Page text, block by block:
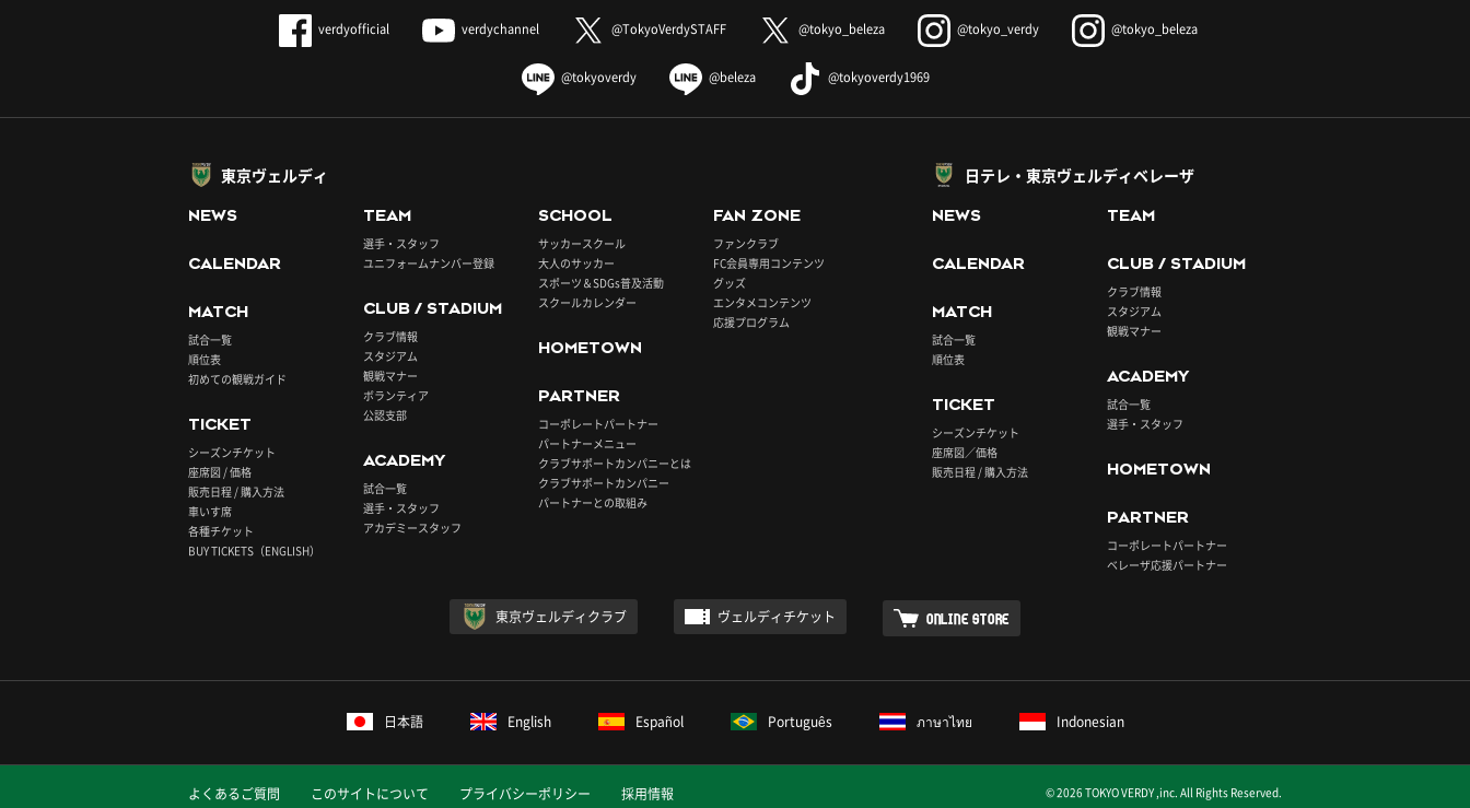
verdyofficial verdychannel @TokyoVerdySTAFF @tokyo_beleza @tokyo_verdy @tokyo_beleza
@tokyoverdy @beleza @tokyoverdy1969
東京ヴェルディ
NEWS
CALENDAR
MATCH
試合一覧
順位表
初めての観戦ガイド
TICKET
シーズンチケット
座席図 / 価格
販売日程 / 購入方法
車いす席
各種チケット
BUY TICKETS（ENGLISH）
TEAM
選手・スタッフ
ユニフォームナンバー登録
CLUB / STADIUM
クラブ情報
スタジアム
観戦マナー
ボランティア
公認支部
ACADEMY
試合一覧
選手・スタッフ
アカデミースタッフ
SCHOOL
サッカースクール
大人のサッカー
スポーツ＆SDGs普及活動
スクールカレンダー
HOMETOWN
PARTNER
コーポレートパートナー
パートナーメニュー
クラブサポートカンパニーとは
クラブサポートカンパニー
パートナーとの取組み
FAN ZONE
ファンクラブ
FC会員専用コンテンツ
グッズ
エンタメコンテンツ
応援プログラム
日テレ・東京ヴェルディベレーザ
NEWS
CALENDAR
MATCH
試合一覧
順位表
TICKET
シーズンチケット
座席図／価格
販売日程 / 購入方法
TEAM
CLUB / STADIUM
クラブ情報
スタジアム
観戦マナー
ACADEMY
試合一覧
選手・スタッフ
HOMETOWN
PARTNER
コーポレートパートナー
ベレーザ応援パートナー
東京ヴェルディクラブ ヴェルディチケット ONLINE STORE
日本語 English Español Português ภาษาไทย Indonesian
よくあるご質問 このサイトについて プライバシーポリシー 採用情報 © 2026 TOKYO VERDY ,inc. All Rights Reserved.